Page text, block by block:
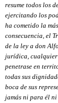
resume todos los
ejercitando los
ha cometido la
consecuencia, el
de la ley a don
jurídica, cualquier
penetrase en
todas sus
boca de sus
jamás ni para él ni